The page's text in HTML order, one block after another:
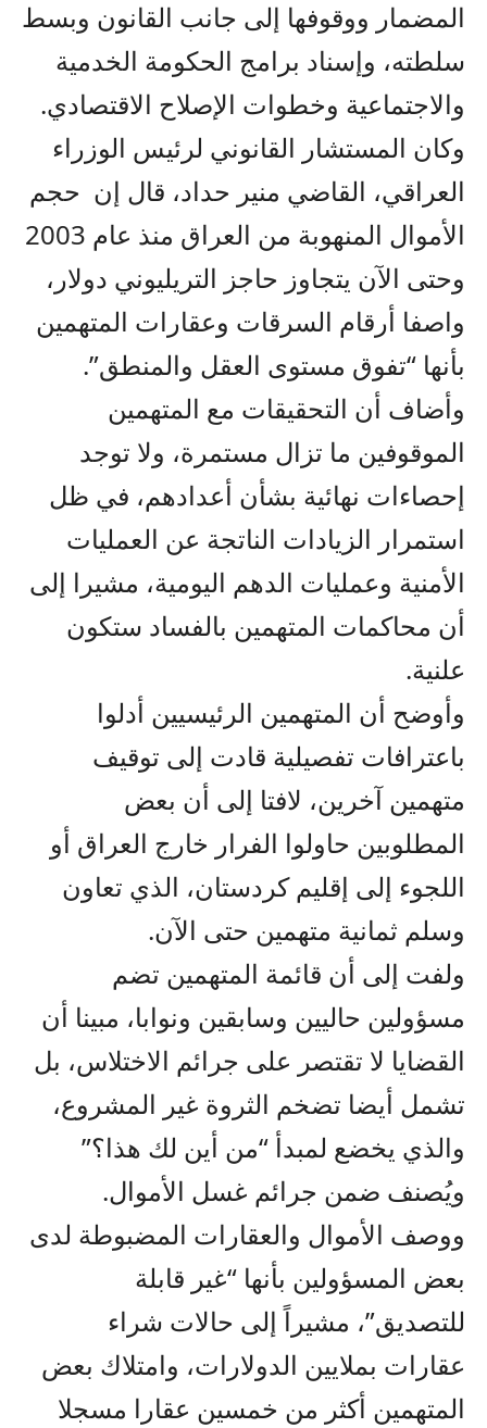
المضمار ووقوفها إلى جانب القانون وبسط
سلطته، وإسناد برامج الحكومة الخدمية
والاجتماعية وخطوات الإصلاح الاقتصادي.
وكان المستشار القانوني لرئيس الوزراء
العراقي، القاضي منير حداد، قال إن حجم
الأموال المنهوبة من العراق منذ عام 2003
وحتى الآن يتجاوز حاجز التريليوني دولار،
واصفا أرقام السرقات وعقارات المتهمين
بأنها “تفوق مستوى العقل والمنطق”.
وأضاف أن التحقيقات مع المتهمين
الموقوفين ما تزال مستمرة، ولا توجد
إحصاءات نهائية بشأن أعدادهم، في ظل
استمرار الزيادات الناتجة عن العمليات
الأمنية وعمليات الدهم اليومية، مشيرا إلى
أن محاكمات المتهمين بالفساد ستكون
علنية.
وأوضح أن المتهمين الرئيسيين أدلوا
باعترافات تفصيلية قادت إلى توقيف
متهمين آخرين، لافتا إلى أن بعض
المطلوبين حاولوا الفرار خارج العراق أو
اللجوء إلى إقليم كردستان، الذي تعاون
وسلم ثمانية متهمين حتى الآن.
ولفت إلى أن قائمة المتهمين تضم
مسؤولين حاليين وسابقين ونوابا، مبينا أن
القضايا لا تقتصر على جرائم الاختلاس، بل
تشمل أيضا تضخم الثروة غير المشروع،
والذي يخضع لمبدأ “من أين لك هذا؟”
ويُصنف ضمن جرائم غسل الأموال.
ووصف الأموال والعقارات المضبوطة لدى
بعض المسؤولين بأنها “غير قابلة
للتصديق”، مشيراً إلى حالات شراء
عقارات بملايين الدولارات، وامتلاك بعض
المتهمين أكثر من خمسين عقارا مسجلا